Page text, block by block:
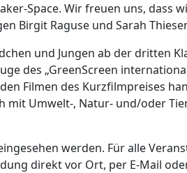
Space. Wir freuen uns, dass
Birgit Raguse und Sarah
und Jungen ab der dritten
des „GreenScreen
Filmen des Kurzfilmpreises
mit Umwelt-, Natur- und/oder
werden. Für alle
direkt vor Ort, per E-Mail